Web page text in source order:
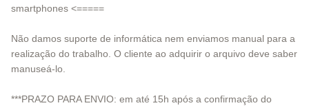
smartphones <=====
Não damos suporte de informática nem enviamos manual para a
realização do trabalho. O cliente ao adquirir o arquivo deve saber
manuseá-lo.
***PRAZO PARA ENVIO: em até 15h após a confirmação do